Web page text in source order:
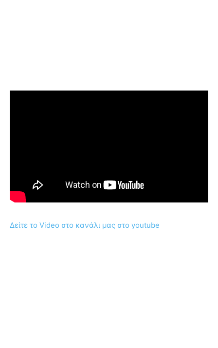
Δείτε το Video στο κανάλι μας στο youtube